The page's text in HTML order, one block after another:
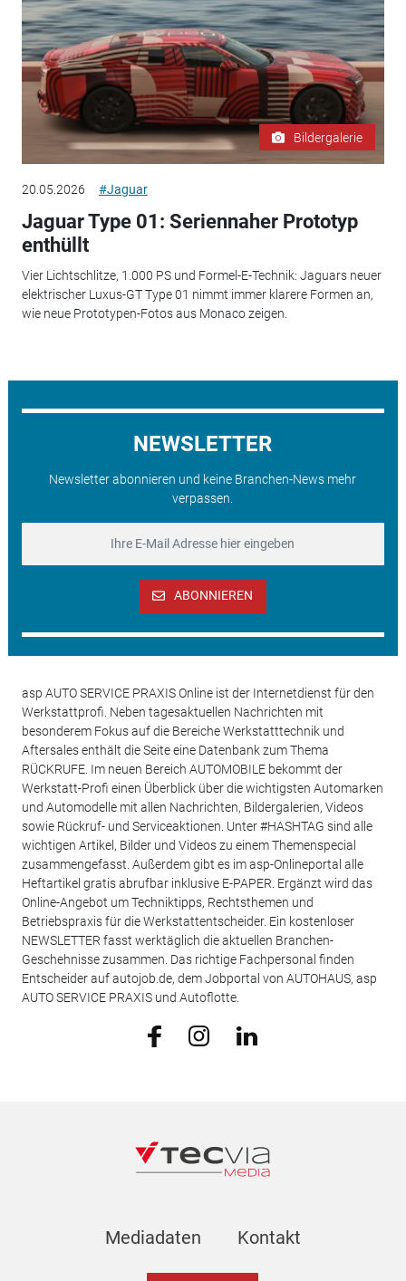
Bildergalerie
20.05.2026 #Jaguar
Jaguar Type 01: Seriennaher Prototyp
enthüllt
Vier Lichtschlitze, 1.000 PS und Formel-E-Technik: Jaguars neuer
elektrischer Luxus-GT Type 01 nimmt immer klarere Formen an,
wie neue Prototypen-Fotos aus Monaco zeigen.
NEWSLETTER
Newsletter abonnieren und keine Branchen-News mehr
verpassen.
ABONNIEREN
asp AUTO SERVICE PRAXIS Online ist der Internetdienst für den
Werkstattprofi. Neben tagesaktuellen Nachrichten mit
besonderem Fokus auf die Bereiche Werkstatttechnik und
Aftersales enthält die Seite eine Datenbank zum Thema
RÜCKRUFE. Im neuen Bereich AUTOMOBILE bekommt der
Werkstatt-Profi einen Überblick über die wichtigsten Automarken
und Automodelle mit allen Nachrichten, Bildergalerien, Videos
sowie Rückruf- und Serviceaktionen. Unter #HASHTAG sind alle
wichtigen Artikel, Bilder und Videos zu einem Themenspecial
zusammengefasst. Außerdem gibt es im asp-Onlineportal alle
Heftartikel gratis abrufbar inklusive E-PAPER. Ergänzt wird das
Online-Angebot um Techniktipps, Rechtsthemen und
Betriebspraxis für die Werkstattentscheider. Ein kostenloser
NEWSLETTER fasst werktäglich die aktuellen Branchen-
Geschehnisse zusammen. Das richtige Fachpersonal finden
Entscheider auf autojob.de, dem Jobportal von AUTOHAUS, asp
AUTO SERVICE PRAXIS und Autoflotte.
Mediadaten Kontakt